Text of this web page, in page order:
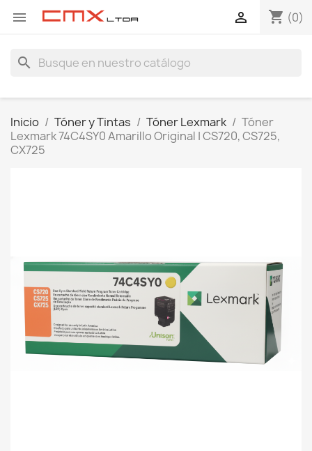
 shopping_cart (0)

search
Inicio Tóner y Tintas Tóner Lexmark
Tóner
Lexmark 74C4SY0 Amarillo Original | CS720, CS725,
CX725